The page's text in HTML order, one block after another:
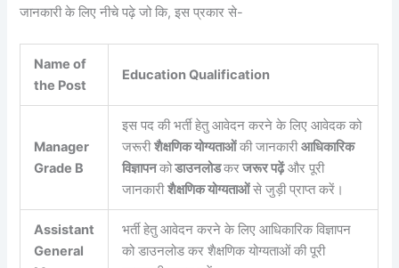
जानकारी के लिए नीचे पढ़े जो कि, इस प्रकार से-
Name of
the Post
Education Qualification
Manager
Grade B
इस पद की भर्ती हेतु आवेदन करने के लिए आवेदक को
जरूरीशैक्षणिक योग्यताओंकी जानकारीआधिकारिक
विज्ञापनकोडाउनलोडकरजरूर पढ़ेंऔर पूरी
जानकारीशैक्षणिक योग्यताओंसे जुड़ी प्राप्त करें।
Assistant
General
भर्ती हेतु आवेदन करने के लिए आधिकारिक विज्ञापन
को डाउनलोड कर शैक्षणिक योग्यताओं की पूरी